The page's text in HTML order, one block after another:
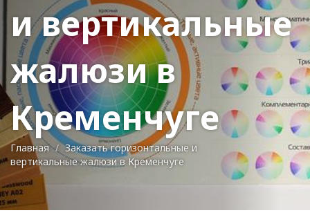
и вертикальные
жалюзи в
Кременчуге
Главная
Заказать горизонтальные и
вертикальные жалюзи в Кременчуге